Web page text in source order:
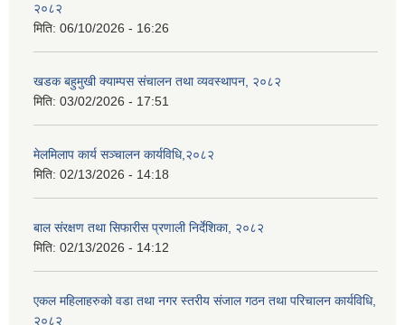
२०८२
मिति: 06/10/2026 - 16:26
खडक बहुमुखी क्याम्पस संचालन तथा व्यवस्थापन, २०८२
मिति: 03/02/2026 - 17:51
मेलमिलाप कार्य सञ्चालन कार्यविधि,२०८२
मिति: 02/13/2026 - 14:18
बाल संरक्षण तथा सिफारीस प्रणाली निर्देशिका, २०८२
मिति: 02/13/2026 - 14:12
एकल महिलाहरुको वडा तथा नगर स्तरीय संजाल गठन तथा परिचालन कार्यविधि,
२०८२